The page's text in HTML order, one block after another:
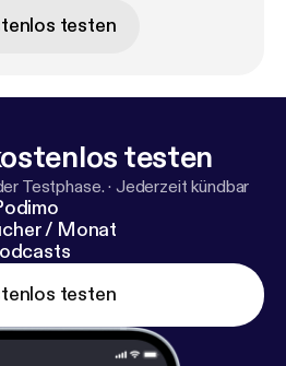
testen
testen
Testphase. · Jederzeit kündbar
/ Monat
testen